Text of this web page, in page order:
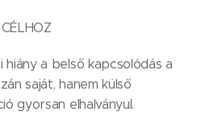
a belső kapcsolódás a
saját, hanem külső
gyorsan elhalványul.